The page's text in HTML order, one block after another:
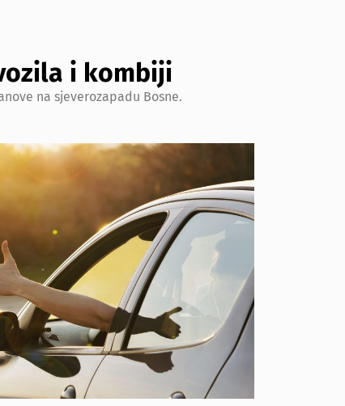
i kombiji
na sjeverozapadu Bosne.